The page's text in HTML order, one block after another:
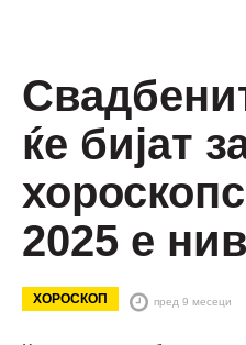
ќе бијат
2025 е
ХОРОСКОП пред 9 месеци